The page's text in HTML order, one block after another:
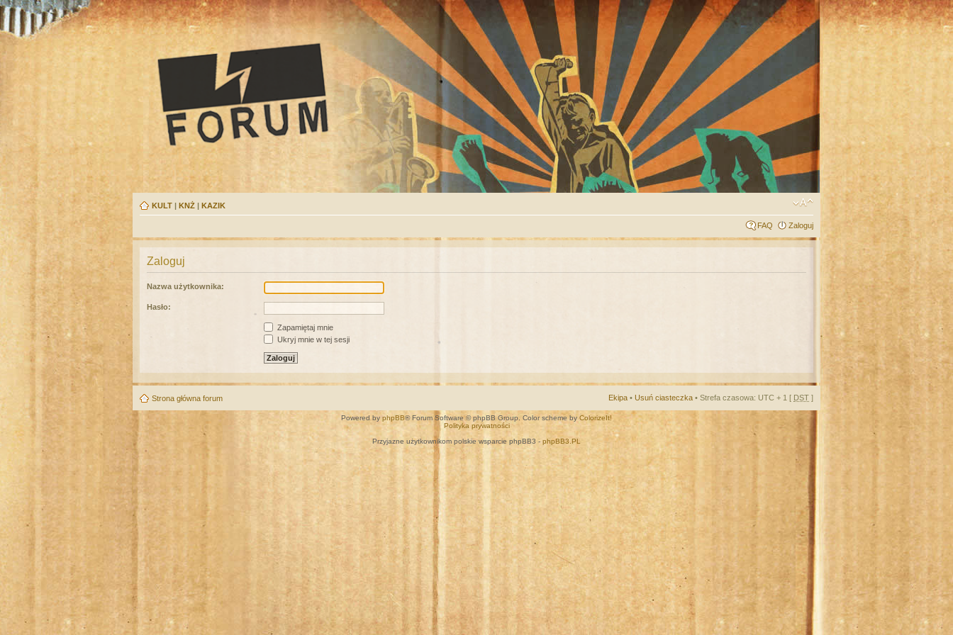
KULT | KNŻ | KAZIK
FAQ Zaloguj
Zaloguj
Nazwa użytkownika:
Hasło:
Zapamiętaj mnie
Ukryj mnie w tej sesji
Strona główna forum Ekipa • Usuń ciasteczka • Strefa czasowa: UTC + 1 [ DST ]
Powered by phpBB® Forum Software © phpBB Group. Color scheme by ColorizeIt!
Polityka prywatności
Przyjazne użytkownikom polskie wsparcie phpBB3 - phpBB3.PL